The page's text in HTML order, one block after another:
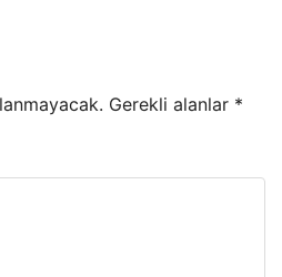
Gerekli alanlar *